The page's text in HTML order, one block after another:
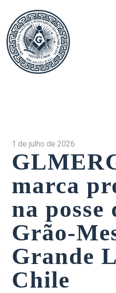
1 de julho de 2026
marca
na posse
Grão-
Grande
Chile